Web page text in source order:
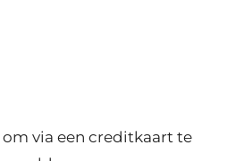
via een creditkaart te